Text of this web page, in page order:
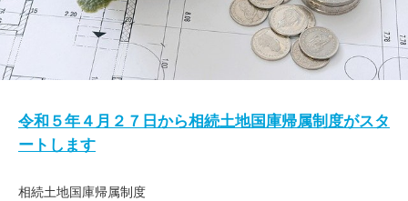
令和５年４月２７日から相続土地国庫帰属制度がスタ
ートします
相続土地国庫帰属制度